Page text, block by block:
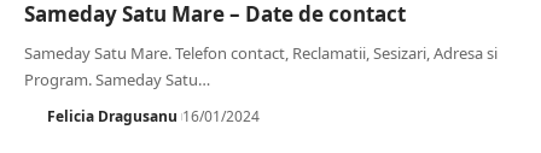
Sameday Satu Mare – Date de contact
Sameday Satu Mare. Telefon contact, Reclamatii, Sesizari, Adresa si
Program. Sameday Satu…
Felicia Dragusanu 16/01/2024